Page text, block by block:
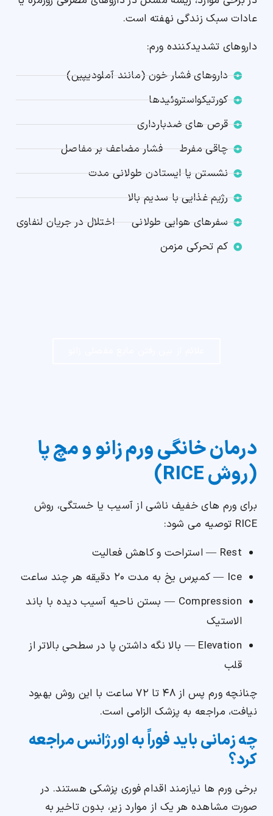
عادات سبک زندگی نهفته است.
داروهای تشدیدکننده ورم:
داروهای فشار خون (مانند آملودیپین)
کورتیکواستروئیدها
قرص های ضدبارداری
چاقی مفرط — فشار مضاعف بر مفاصل
نشستن یا ایستادن طولانی مدت
رژیم غذایی با سدیم بالا
سفرهای هوایی طولانی — اختلال در جریان لنفاوی
کم تحرکی مزمن
درمان خانگی ورم زانو و مچ پا
(روش RICE)
برای ورم های خفیف ناشی از آسیب یا خستگی، روش
RICE توصیه می شود:
Rest — استراحت و کاهش فعالیت
Ice — کمپرس یخ به مدت ۲۰ دقیقه هر چند ساعت
Compression — بستن ناحیه آسیب دیده با باند
الاستیک
Elevation — بالا نگه داشتن پا در سطحی بالاتر از
قلب
چنانچه ورم پس از ۴۸ تا ۷۲ ساعت با این روش بهبود
نیافت، مراجعه به پزشک الزامی است.
چه زمانی باید فوراً به اورژانس مراجعه
کرد؟
برخی ورم ها نیازمند اقدام فوری پزشکی هستند. در
صورت مشاهده هر یک از موارد زیر، بدون تاخیر به